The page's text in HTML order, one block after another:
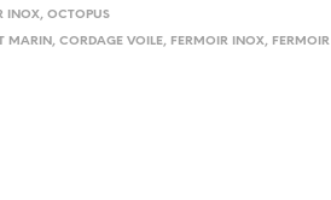
INOX,OCTOPUS
MARIN ,CORDAGE VOILE, FERMOIR INOX, FERMOIR